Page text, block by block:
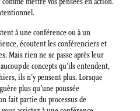
à une conférence ou à un
écoutent les conférenciers et
Mais rien ne se passe après leur
de concepts qu’ils entendent,
ils n’y pensent plus. Lorsque
plus qu’une poussée
fait partie du processus de